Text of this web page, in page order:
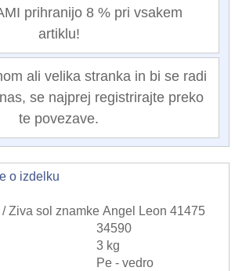
prihranijo 8 % pri vsakem
artiklu!
ali velika stranka in bi se radi
se najprej registrirajte preko
te povezave.
o izdelku
Ziva sol znamke Angel Leon 41475
34590
3 kg
Pe - vedro